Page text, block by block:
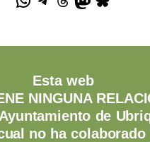
Esta web
NINGUNA
de
no ha colaborado